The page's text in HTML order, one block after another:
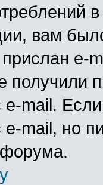
вам
e-
получили
mail.
mail, но